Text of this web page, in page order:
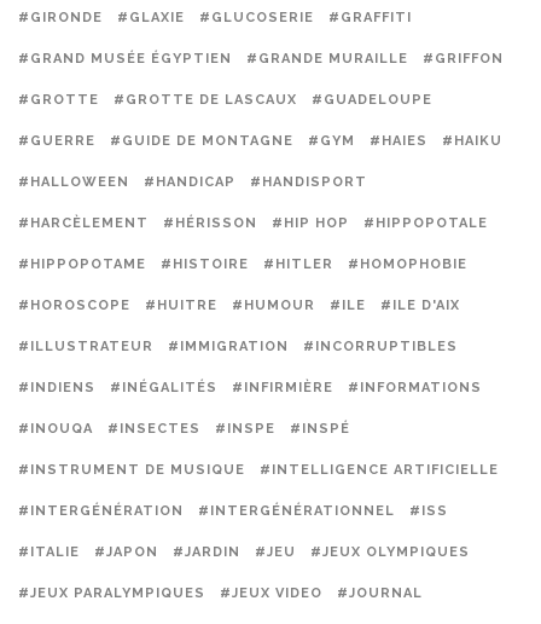
#GIRONDE #GLAXIE #GLUCOSERIE #GRAFFITI
#GRAND MUSÉE ÉGYPTIEN #GRANDE MURAILLE #GRIFFON
#GROTTE #GROTTE DE LASCAUX #GUADELOUPE
#GUERRE #GUIDE DE MONTAGNE #GYM #HAIES #HAIKU
#HALLOWEEN #HANDICAP #HANDISPORT
#HARCÈLEMENT #HÉRISSON #HIP HOP #HIPPOPOTALE
#HIPPOPOTAME #HISTOIRE #HITLER #HOMOPHOBIE
#HOROSCOPE #HUITRE #HUMOUR #ILE #ILE D'AIX
#ILLUSTRATEUR #IMMIGRATION #INCORRUPTIBLES
#INDIENS #INÉGALITÉS #INFIRMIÈRE #INFORMATIONS
#INOUQA #INSECTES #INSPE #INSPÉ
#INSTRUMENT DE MUSIQUE #INTELLIGENCE ARTIFICIELLE
#INTERGÉNÉRATION #INTERGÉNÉRATIONNEL #ISS
#ITALIE #JAPON #JARDIN #JEU #JEUX OLYMPIQUES
#JEUX PARALYMPIQUES #JEUX VIDEO #JOURNAL